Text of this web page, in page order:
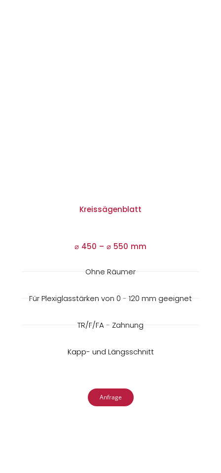
Kreissägenblatt
⌀ 450 – ⌀ 550 mm
Ohne Räumer
Für Plexiglasstärken von 0 - 120 mm geeignet
TR/F/FA - Zahnung
Kapp- und Längsschnitt
Anfrage